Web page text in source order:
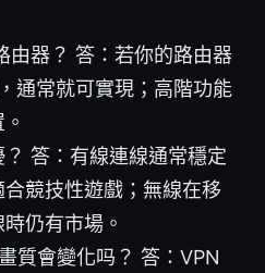
由器？ 答：若你的路由器
通常就可實現；高階功能
答：有線連線通常穩定
競技性遊戲；無線在移
仍有市場。
質會變化吗？ 答：VPN